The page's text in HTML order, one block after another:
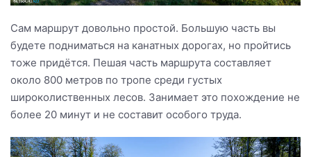
Сам маршрут довольно простой. Большую часть вы
будете подниматься на канатных дорогах, но пройтись
тоже придётся. Пешая часть маршрута составляет
около 800 метров по тропе среди густых
широколиственных лесов. Занимает это похождение не
более 20 минут и не составит особого труда.